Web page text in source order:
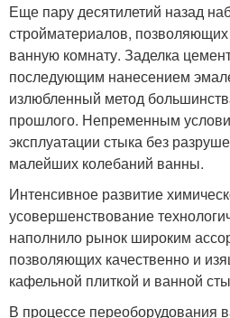
Еще пару десятилетий назад
стройматериалов,
ванную комнату. Заделка
последующим нанесением
излюбленный метод
прошлого. Непременным
эксплуатации стыка без
малейших колебаний ванны.
Интенсивное развитие
усовершенствование
наполнило рынок широким
позволяющих качественно и
кафельной плиткой и ванной
В процессе переоборудования